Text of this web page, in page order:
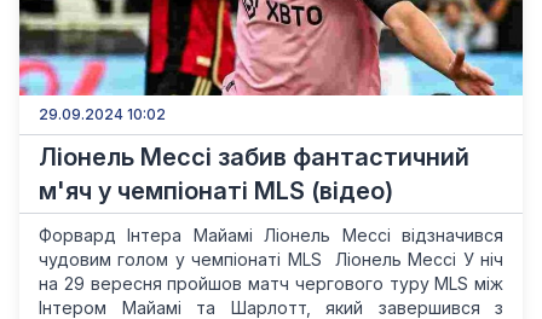
29.09.2024 10:02
Ліонель Мессі забив фантастичний
м'яч у чемпіонаті MLS (відео)
Форвард Інтера Майамі Ліонель Мессі відзначився
чудовим голом у чемпіонаті MLS Ліонель Мессі У ніч
на 29 вересня пройшов матч чергового туру MLS між
Інтером Майамі та Шарлотт, який завершився з